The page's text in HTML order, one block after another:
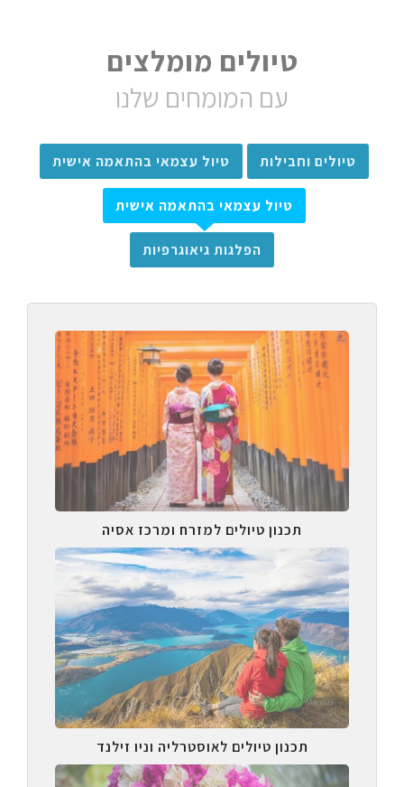
טיולים מומלצים
עם המומחים שלנו
טיולים וחבילות טיול עצמאי בהתאמה אישית
טיול עצמאי בהתאמה אישית
הפלגות גיאוגרפיות
תכנון טיולים למזרח ומרכז אסיה
תכנון טיולים לאוסטרליה וניו זילנד